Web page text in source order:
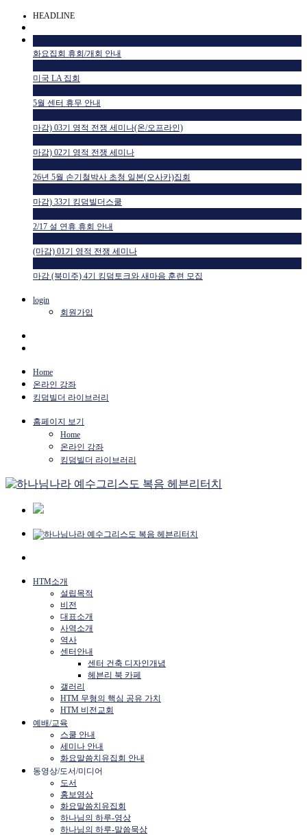
HEADLINE
화요집회 휴회/개회 안내
미국 LA 집회
5월 센터 휴무 안내
마감) 03기 영적 전쟁 세미나(온/오프라인)
마감) 02기 영적 전쟁 세미나
26년 5월 손기철박사 초청 일본(오사카)집회
마감) 33기 킹덤빌더스쿨
2/17 설 연휴 휴회 안내
(마감) 01기 영적 전쟁 세미나
마감 (북미주) 4기 킹덤토크와 새마음 훈련 모집
login
회원가입
Home
온라인 강좌
킹덤빌더 라이브러리
홈페이지 보기
Home
온라인 강좌
킹덤빌더 라이브러리
HTM소개
설립목적
비전
대표소개
사역소개
역사
센터안내
센터 건축 디자인개념
헤븐리 북 카페
갤러리
HTM 무형의 핵심 공유 가치
HTM 비전교회
예배/교육
스쿨 안내
세미나 안내
화요말씀치유집회 안내
동영상/도서/미디어
도서
홍보영상
화요말씀치유집회
하나님의 하루-영상
하나님의 하루-말씀묵상